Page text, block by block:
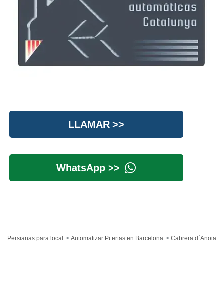
LLAMAR >>
WhatsApp >>
Persianas para local Automatizar Puertas en Barcelona Cabrera d´Anoia